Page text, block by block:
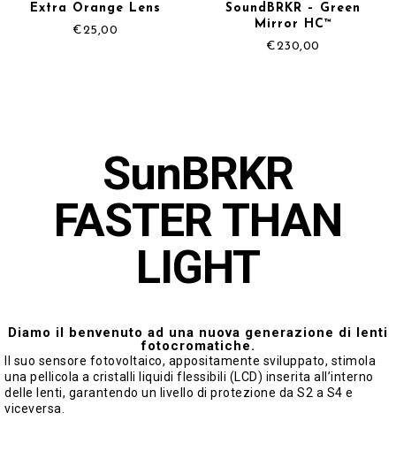
Extra Orange Lens
€25,00
SoundBRKR – Green
Mirror HC™
€230,00
SunBRKR
FASTER THAN
LIGHT
Diamo il benvenuto ad una nuova generazione di lenti
fotocromatiche.
Il suo sensore fotovoltaico, appositamente sviluppato, stimola
una pellicola a cristalli liquidi flessibili (LCD) inserita all’interno
delle lenti, garantendo un livello di protezione da S2 a S4 e
viceversa.